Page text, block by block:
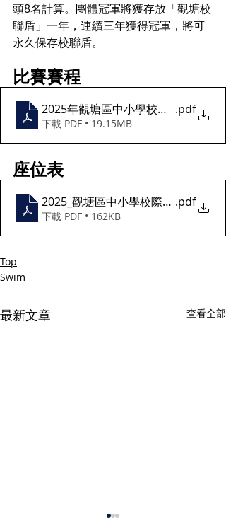
頭8名計算。團體冠軍將獲存放「觀塘校
聯盾」一年，連續三年獲得冠軍，將可
永久保存校聯盾。
比賽賽程
2025年觀塘區中小學校際游泳錦標賽
.pdf
下載 PDF • 19.15MB
座位表
2025_觀塘區中小學校際游泳錦標賽_
.pdf
下載 PDF • 162KB
Top
Swim
最新文章 查看全部